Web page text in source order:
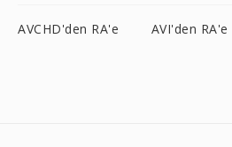
AVCHD'den RA'e AVI'den RA'e